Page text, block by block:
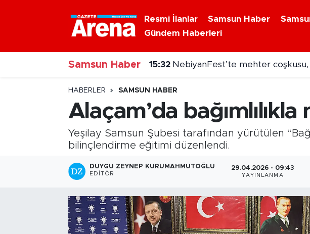
Resmi İlanlar Samsun Haber
Gündem Haberleri
Samsun Haber 15:32 NebiyanFest’te mehter coşkusu,
HABERLER SAMSUN HABER
Alaçam’da
Yeşilay Samsun Şubesi tarafından yürütülen
bilinçlendirme eğitimi düzenlendi.
DUYGU ZEYNEP KURUMAHMUTOĞLU
EDITÖR
29.04.2026 - 09:43
YAYINLANMA
Nöbetçi Eczaneler
Hava Durumu
Samsun Namaz Vakitleri
Trafik Durumu
Süper Lig Puan Durumu ve Fikstür
Tüm Manşetler
Haber Arşivi